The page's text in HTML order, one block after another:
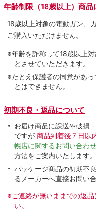
年齢制限（18歳以上）商品
18歳以上対象の電動ガン、
ご購入いただけません。
※年齢を詐称して18歳以上
とさせていただきます。
※たとえ保護者の同意があ
とはできません。
初期不良・返品について
お届け商品に誤送や破損
ですが 商品到着後７日以
幌店に関するお問い合わせ
方法をご案内いたします。
パッケージ商品の初期不
るメーカーへ直接お問い
※ご連絡が無いままでの返
い。